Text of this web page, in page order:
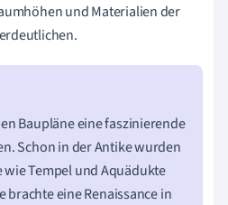
und Materialien der
Baupläne eine faszinierende
Schon in der Antike wurden
Tempel und Aquädukte
brachte eine Renaissance in